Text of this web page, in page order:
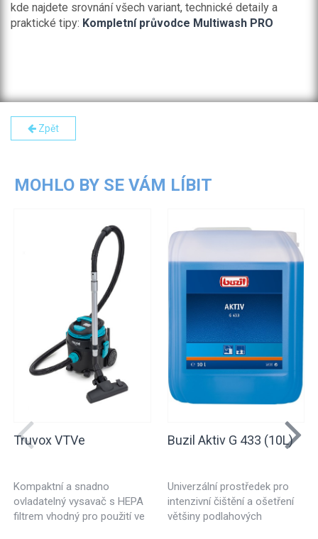
kde najdete srovnání všech variant, technické detaily a
praktické tipy: Kompletní průvodce Multiwash PRO
Zpět
MOHLO BY SE VÁM LÍBIT
Truvox VTVe
Kompaktní a snadno
ovladatelný vysavač s HEPA
filtrem vhodný pro použití ve
Buzil Aktiv G 433 (10L)
Univerzální prostředek pro
intenzivní čištění a ošetření
většiny podlahových